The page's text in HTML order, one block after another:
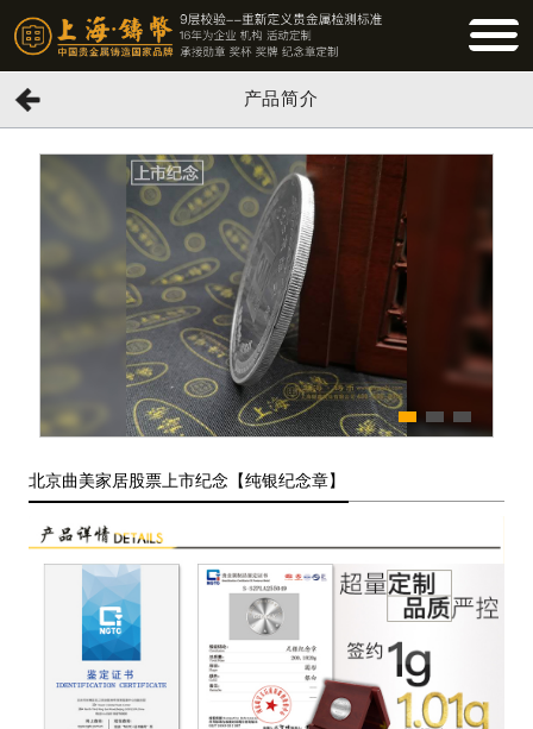
产品简介
北京曲美家居股票上市纪念【纯银纪念章】